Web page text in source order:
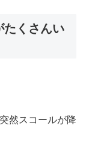
たくさんい
然スコールが降